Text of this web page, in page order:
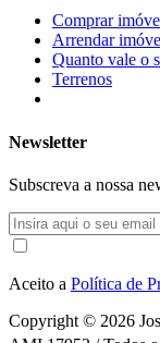
Comprar
Arrendar
Quanto vale o
Terrenos
Newsletter
Subscreva a nossa
Aceito a Política de
Copyright © 2026